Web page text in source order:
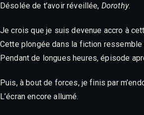
Désolée de t’avoir réveillée, Dorothy.
Je crois que je suis devenue accro à
Cette plongée dans la fiction
Pendant de longues heures, épisode
Puis, à bout de forces, je finis par
L’écran encore allumé.